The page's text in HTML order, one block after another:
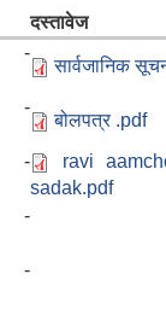
दस्तावेज
-
सार्वजानिक
-
बोलपत्र .pdf
-
ravi
sadak.pdf
-
-